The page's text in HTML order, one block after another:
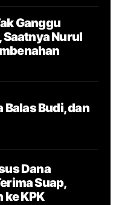
Ganggu
Saatnya Nurul
Budi, dan
Dana
Suap,
ke KPK